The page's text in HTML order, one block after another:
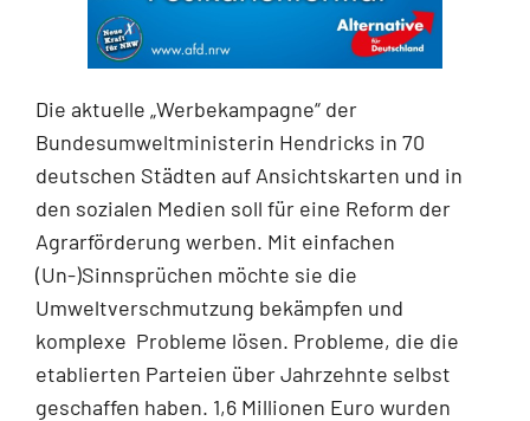
Die aktuelle „Werbekampagne“ der
Bundesumweltministerin Hendricks in 70
deutschen Städten auf Ansichtskarten und in
den sozialen Medien soll für eine Reform der
Agrarförderung werben. Mit einfachen
(Un-)Sinnsprüchen möchte sie die
Umweltverschmutzung bekämpfen und
komplexe Probleme lösen. Probleme, die die
etablierten Parteien über Jahrzehnte selbst
geschaffen haben. 1,6 Millionen Euro wurden